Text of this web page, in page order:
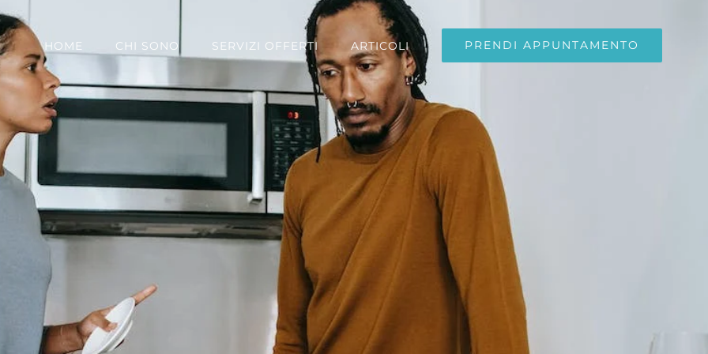
HOME CHI SONO SERVIZI OFFERTI ARTICOLI PRENDI APPUNTAMENTO